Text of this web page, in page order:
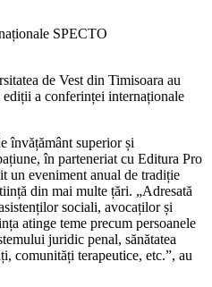
SPECTO
de Vest din Timisoara au
a conferinței internaționale
învățământ superior și
în parteneriat cu Editura Pro
un eveniment anual de tradiție
din mai multe țări. „Adresată
sociali, avocaților și
atinge teme precum persoanele
juridic penal, sănătatea
comunități terapeutice, etc.”, au